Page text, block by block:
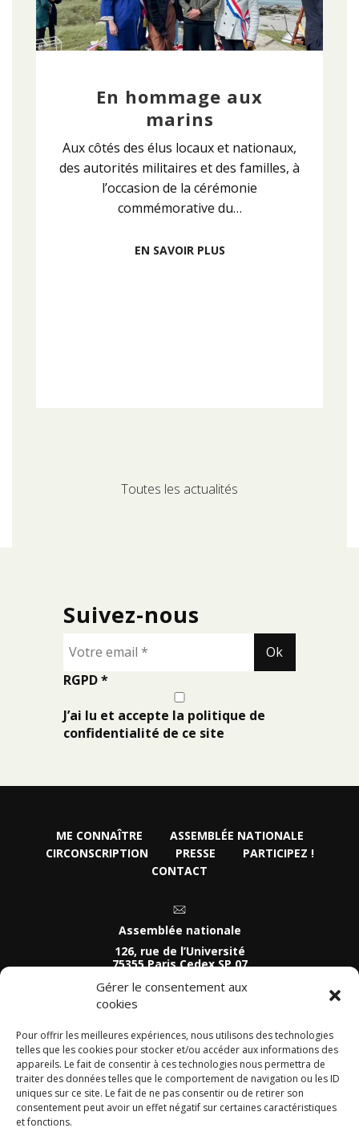
Gérer le consentement aux
cookies
Pour offrir les meilleures expériences, nous utilisons des technologies
telles que les cookies pour stocker et/ou accéder aux informations des
appareils. Le fait de consentir à ces technologies nous permettra de
traiter des données telles que le comportement de navigation ou les ID
uniques sur ce site. Le fait de ne pas consentir ou de retirer son
consentement peut avoir un effet négatif sur certaines caractéristiques
et fonctions.
En hommage aux
marins
Aux côtés des élus locaux et nationaux,
des autorités militaires et des familles, à
l’occasion de la cérémonie
commémorative du…
EN SAVOIR PLUS
Toutes les actualités
Suivez-nous
RGPD*
J’ai lu et accepte la politique de
confidentialité de ce site
ME CONNAÎTRE
ASSEMBLÉE NATIONALE
CIRCONSCRIPTION
PRESSE
PARTICIPEZ !
CONTACT
Assemblée nationale
126, rue de l’Université
75355 Paris Cedex SP 07
01 40 63 74 81
Permanence parlementaire
54 Quai de Léon
29800 Landerneau
Tel :
02 29 63 92 41